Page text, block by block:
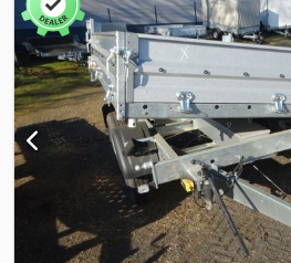
nyitott plató, WSE01AKC7,
km/h, támasztókerék felszerelve ...és
felújított. Az elírás és az időközi
Codpfjyqdrkox Abxjrf